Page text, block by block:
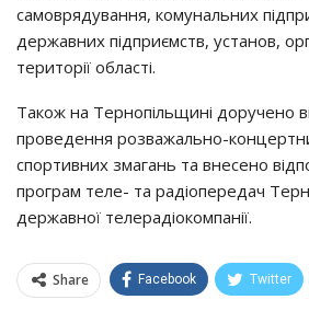
самоврядування, комунальних
державних підприємств, установ,
території області.
Також на Тернопільщині доручено
проведення розважально-
спортивних змагань та внесено
програм теле- та радіопередач
державної телерадіокомпанії.
Share Facebook Twitter